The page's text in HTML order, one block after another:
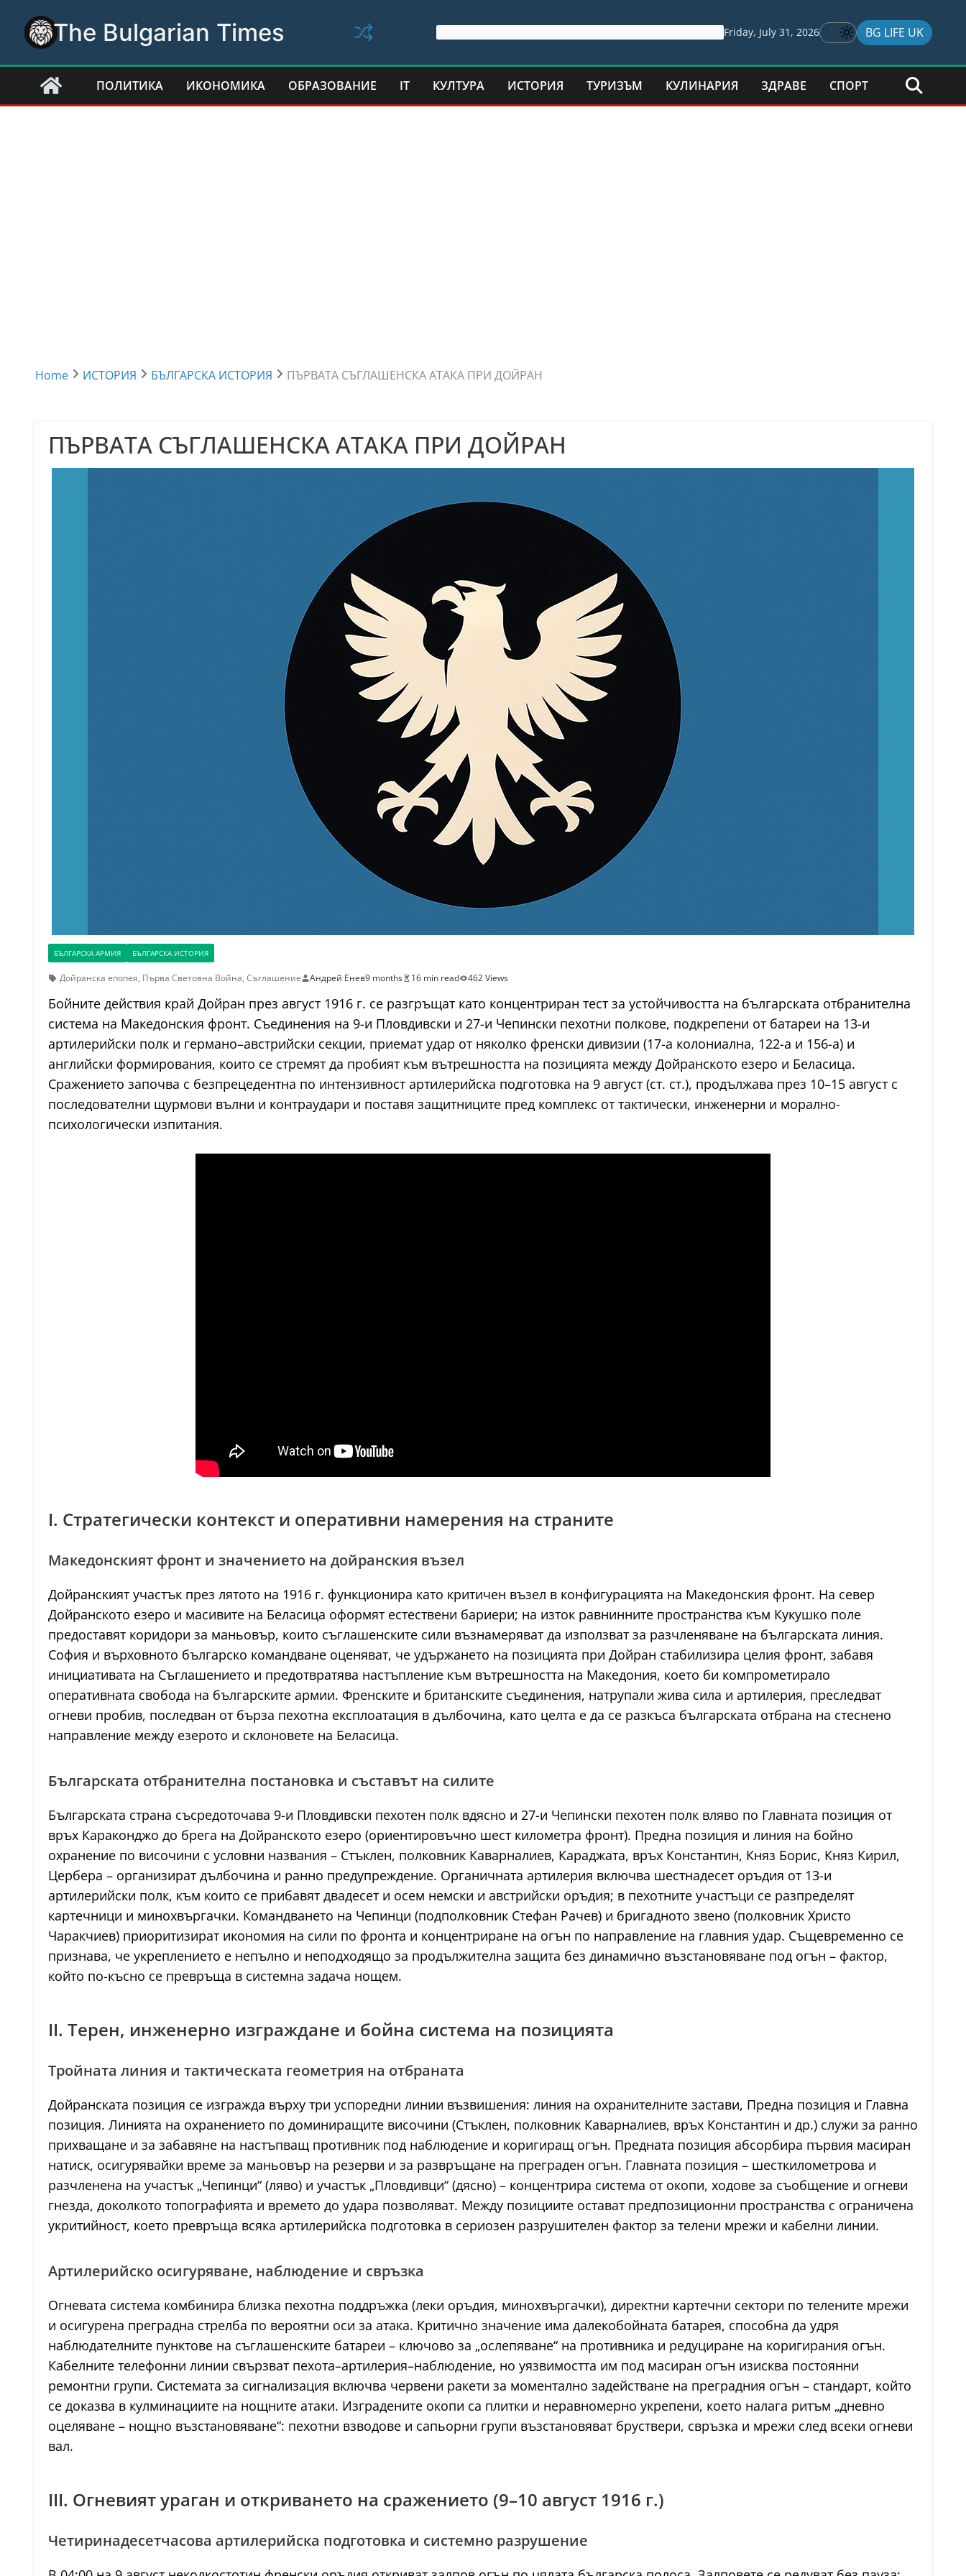
content
The Bulgarian Times Friday, July 31, 2026 BG LIFE UK
ПОЛИТИКА ИКОНОМИКА ОБРАЗОВАНИЕ IT КУЛТУРА ИСТОРИЯ ТУРИЗЪМ КУЛИНАРИЯ ЗДРАВЕ СПОРТ
Home ИСТОРИЯ БЪЛГАРСКА ИСТОРИЯ ПЪРВАТА СЪГЛАШЕНСКА АТАКА ПРИ ДОЙРАН
ПЪРВАТА СЪГЛАШЕНСКА АТАКА ПРИ ДОЙРАН
БЪЛГАРСКА АРМИЯ БЪЛГАРСКА ИСТОРИЯ
Дойранска епопея, Първа Световна Война, Съглашение Андрей Енев9 months 16 min read 462 Views
Бойните действия край Дойран през август 1916 г. се разгръщат като концентриран тест за устойчивостта на българската отбранителна
система на Македонския фронт. Съединения на 9-и Пловдивски и 27-и Чепински пехотни полкове, подкрепени от батареи на 13-и
артилерийски полк и германо–австрийски секции, приемат удар от няколко френски дивизии (17-а колониална, 122-а и 156-а) и
английски формирования, които се стремят да пробият към вътрешността на позицията между Дойранското езеро и Беласица.
Сражението започва с безпрецедентна по интензивност артилерийска подготовка на 9 август (ст. ст.), продължава през 10–15 август с
последователни щурмови вълни и контраудари и поставя защитниците пред комплекс от тактически, инженерни и морално-
психологически изпитания.
I. Стратегически контекст и оперативни намерения на страните
Македонският фронт и значението на дойранския възел
Дойранският участък през лятото на 1916 г. функционира като критичен възел в конфигурацията на Македонския фронт. На север
Дойранското езеро и масивите на Беласица оформят естествени бариери; на изток равнинните пространства към Кукушко поле
предоставят коридори за маньовър, които съглашенските сили възнамеряват да използват за разчленяване на българската линия.
София и върховното българско командване оценяват, че удържането на позицията при Дойран стабилизира целия фронт, забавя
инициативата на Съглашението и предотвратява настъпление към вътрешността на Македония, което би компрометирало
оперативната свобода на българските армии. Френските и британските съединения, натрупали жива сила и артилерия, преследват
огневи пробив, последван от бърза пехотна експлоатация в дълбочина, като целта е да се разкъса българската отбрана на стеснено
направление между езерото и склоновете на Беласица.
Българската отбранителна постановка и съставът на силите
Българската страна съсредоточава 9-и Пловдивски пехотен полк вдясно и 27-и Чепински пехотен полк вляво по Главната позиция от
връх Караконджо до брега на Дойранското езеро (ориентировъчно шест километра фронт). Предна позиция и линия на бойно
охранение по височини с условни названия – Стъклен, полковник Каварналиев, Караджата, връх Константин, Княз Борис, Княз Кирил,
Цербера – организират дълбочина и ранно предупреждение. Органичната артилерия включва шестнадесет оръдия от 13-и
артилерийски полк, към които се прибавят двадесет и осем немски и австрийски оръдия; в пехотните участъци се разпределят
картечници и минохвъргачки. Командването на Чепинци (подполковник Стефан Рачев) и бригадното звено (полковник Христо
Чаракчиев) приоритизират икономия на сили по фронта и концентриране на огън по направление на главния удар. Същевременно се
признава, че укреплението е непълно и неподходящо за продължителна защита без динамично възстановяване под огън – фактор,
който по-късно се превръща в системна задача нощем.
II. Терен, инженерно изграждане и бойна система на позицията
Тройната линия и тактическата геометрия на отбраната
Дойранската позиция се изгражда върху три успоредни линии възвишения: линия на охранителните застави, Предна позиция и Главна
позиция. Линията на охранението по доминиращите височини (Стъклен, полковник Каварналиев, връх Константин и др.) служи за ранно
прихващане и за забавяне на настъпващ противник под наблюдение и коригиращ огън. Предната позиция абсорбира първия масиран
натиск, осигурявайки време за маньовър на резерви и за развръщане на преграден огън. Главната позиция – шесткилометрова и
разчленена на участък „Чепинци“ (ляво) и участък „Пловдивци“ (дясно) – концентрира система от окопи, ходове за съобщение и огневи
гнезда, доколкото топографията и времето до удара позволяват. Между позициите остават предпозиционни пространства с ограничена
укритийност, което превръща всяка артилерийска подготовка в сериозен разрушителен фактор за телени мрежи и кабелни линии.
Артилерийско осигуряване, наблюдение и свръзка
Огневата система комбинира близка пехотна поддръжка (леки оръдия, минохвъргачки), директни картечни сектори по телените мрежи
и осигурена преградна стрелба по вероятни оси за атака. Критично значение има далекобойната батарея, способна да удря
наблюдателните пунктове на съглашенските батареи – ключово за „ослепяване“ на противника и редуциране на коригирания огън.
Кабелните телефонни линии свързват пехота–артилерия–наблюдение, но уязвимостта им под масиран огън изисква постоянни
ремонтни групи. Системата за сигнализация включва червени ракети за моментално задействане на преградния огън – стандарт, който
се доказва в кулминациите на нощните атаки. Изградените окопи са плитки и неравномерно укрепени, което налага ритъм „дневно
оцеляване – нощно възстановяване“: пехотни взводове и сапьорни групи възстановяват бруствери, свръзка и мрежи след всеки огневи
вал.
III. Огневият ураган и откриването на сражението (9–10 август 1916 г.)
Четиринадесетчасова артилерийска подготовка и системно разрушение